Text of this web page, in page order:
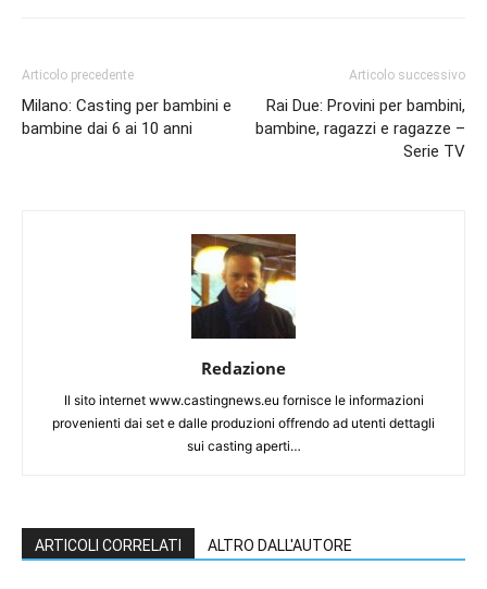
Articolo precedente
Milano: Casting per bambini e
bambine dai 6 ai 10 anni
Articolo successivo
Rai Due: Provini per bambini,
bambine, ragazzi e ragazze –
Serie TV
Redazione
Il sito internet www.castingnews.eu fornisce le informazioni
provenienti dai set e dalle produzioni offrendo ad utenti dettagli
sui casting aperti…
ARTICOLI CORRELATI ALTRO DALL'AUTORE